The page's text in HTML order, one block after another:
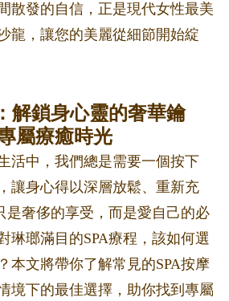
散發的自信，正是現代女性最美
龍，讓您的美麗從細節開始綻
解鎖身心靈的奢華鑰
屬療癒時光
活中，我們總是需要一個按下
讓身心得以深層放鬆、重新充
是奢侈的享受，而是愛自己的必
琳瑯滿目的SPA療程，該如何選
本文將帶你了解常見的SPA按摩
境下的最佳選擇，助你找到專屬